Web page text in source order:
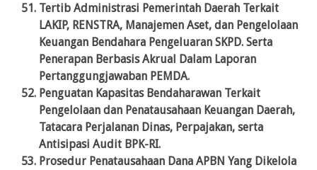
Tertib Administrasi Pemerintah Daerah Terkait
LAKIP, RENSTRA, Manajemen Aset, dan Pengelolaan
Keuangan Bendahara Pengeluaran SKPD. Serta
Penerapan Berbasis Akrual Dalam Laporan
Pertanggungjawaban PEMDA.
Penguatan Kapasitas Bendaharawan Terkait
Pengelolaan dan Penatausahaan Keuangan Daerah,
Tatacara Perjalanan Dinas, Perpajakan, serta
Antisipasi Audit BPK-RI.
Prosedur Penatausahaan Dana APBN Yang Dikelola